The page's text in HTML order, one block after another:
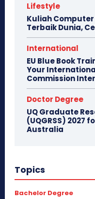
Lifestyle
Kuliah Computer
Terbaik Dunia,
International
EU Blue Book
Your
Commission
Doctor Degree
UQ Graduate
(UQGRSS) 2027
Australia
Topics
Bachelor Degree